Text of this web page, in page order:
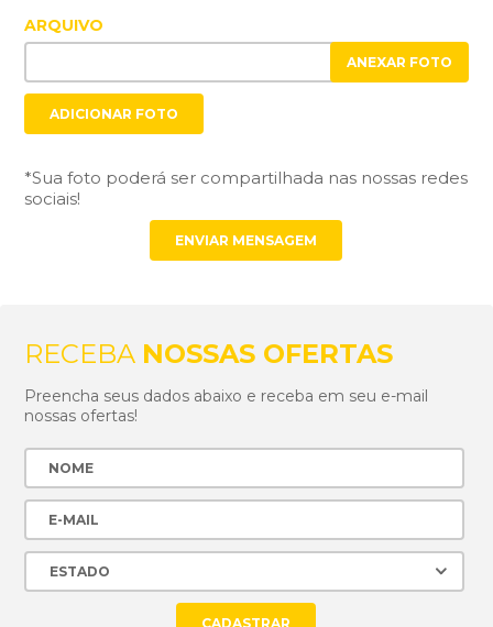
ARQUIVO
ANEXAR FOTO
ADICIONAR FOTO
*Sua foto poderá ser compartilhada nas nossas redes
sociais!
RECEBA NOSSAS OFERTAS
Preencha seus dados abaixo e receba em seu e-mail
nossas ofertas!